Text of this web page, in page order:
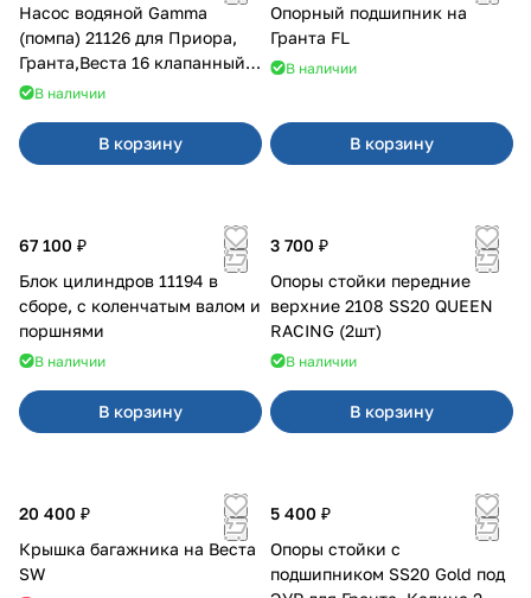
Насос водяной Gamma
(помпа) 21126 для Приора,
Гранта,Веста 16 клапанный
двигатель.
В наличии
В корзину
Опорный подшипник на
Гранта FL
В наличии
В корзину
67 100 ₽
Блок цилиндров 11194 в
сборе, с коленчатым валом и
поршнями
В наличии
В корзину
3 700 ₽
Опоры стойки передние
верхние 2108 SS20 QUEEN
RACING (2шт)
В наличии
В корзину
20 400 ₽
Крышка багажника на Веста
SW
5 400 ₽
Опоры стойки с
подшипником SS20 Gold под